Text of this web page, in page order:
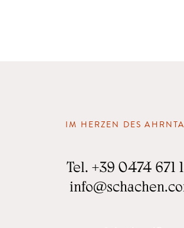
IM HERZEN DES
Tel. +39 0474 671
info@